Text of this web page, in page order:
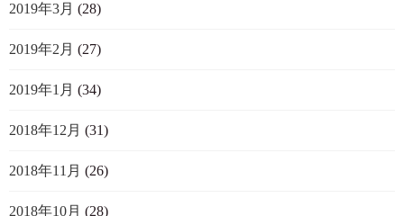
2019年3月 (28)
2019年2月 (27)
2019年1月 (34)
2018年12月 (31)
2018年11月 (26)
2018年10月 (28)